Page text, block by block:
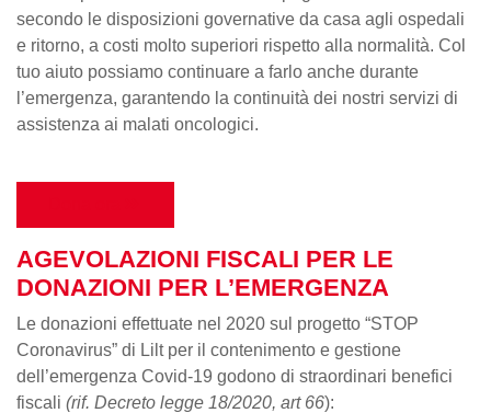
secondo le disposizioni governative da casa agli ospedali
e ritorno, a costi molto superiori rispetto alla normalità. Col
tuo aiuto possiamo continuare a farlo anche durante
l’emergenza, garantendo la continuità dei nostri servizi di
assistenza ai malati oncologici.
AGEVOLAZIONI FISCALI PER LE
DONAZIONI PER L’EMERGENZA
Le donazioni effettuate nel 2020 sul progetto “STOP
Coronavirus” di Lilt per il contenimento e gestione
dell’emergenza Covid-19 godono di straordinari benefici
fiscali (rif. Decreto legge 18/2020, art 66):